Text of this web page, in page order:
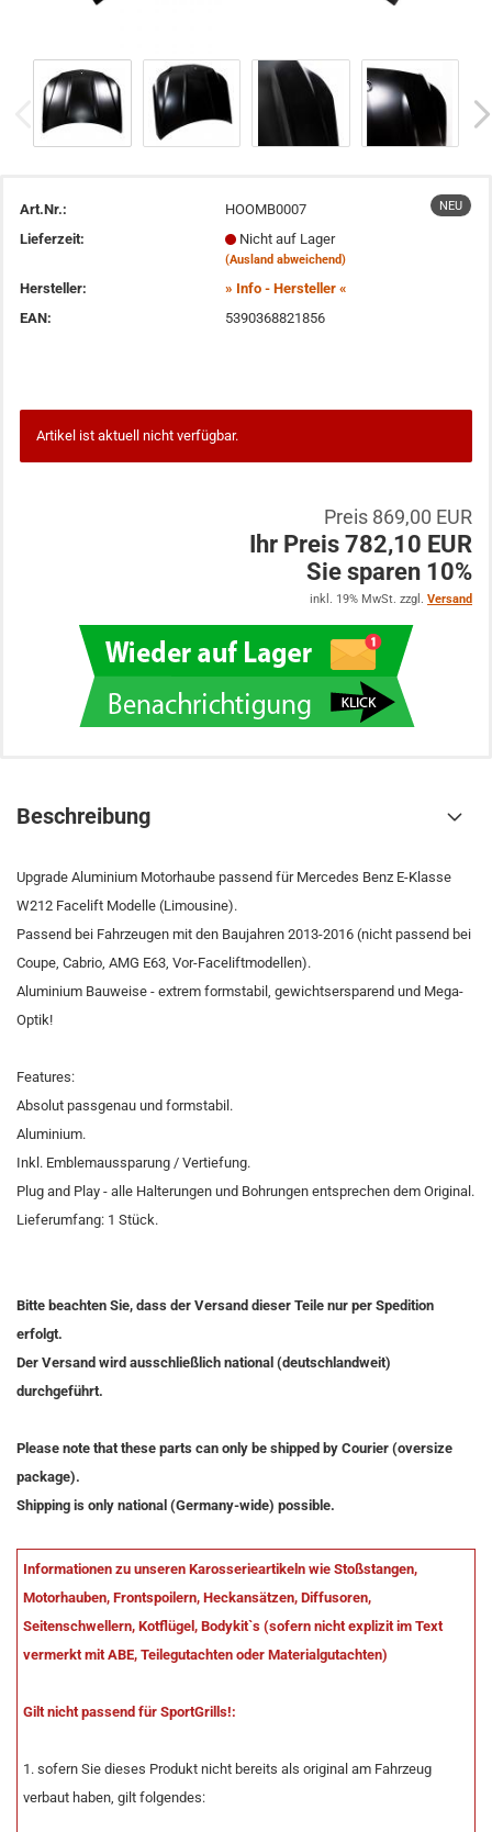
NEU
Art.Nr.:
HOOMB0007
Lieferzeit:
Nicht auf Lager
(Ausland abweichend)
Hersteller:
» Info - Hersteller «
EAN:
5390368821856
Artikel ist aktuell nicht verfügbar.
Preis 869,00 EUR
Ihr Preis 782,10 EUR
Sie sparen 10%
inkl. 19% MwSt. zzgl. Versand
Beschreibung
Upgrade Aluminium Motorhaube passend für Mercedes Benz E-Klasse
W212 Facelift Modelle (Limousine).
Passend bei Fahrzeugen mit den Baujahren 2013-2016 (nicht passend bei
Coupe, Cabrio, AMG E63, Vor-Faceliftmodellen).
Aluminium Bauweise - extrem formstabil, gewichtsersparend und Mega-
Optik!
Features:
Absolut passgenau und formstabil.
Aluminium.
Inkl. Emblemaussparung / Vertiefung.
Plug and Play - alle Halterungen und Bohrungen entsprechen dem Original.
Lieferumfang: 1 Stück.
Bitte beachten Sie, dass der Versand dieser Teile nur per Spedition
erfolgt.
Der Versand wird ausschließlich national (deutschlandweit)
durchgeführt.
Please note that these parts can only be shipped by Courier (oversize
package).
Shipping is only national (Germany-wide) possible.
Informationen zu unseren Karosserieartikeln wie Stoßstangen,
Motorhauben, Frontspoilern, Heckansätzen, Diffusoren,
Seitenschwellern, Kotflügel, Bodykit`s (sofern nicht explizit im Text
vermerkt mit ABE, Teilegutachten oder Materialgutachten)
Gilt nicht passend für SportGrills!:
1. sofern Sie dieses Produkt nicht bereits als original am Fahrzeug
verbaut haben, gilt folgendes: